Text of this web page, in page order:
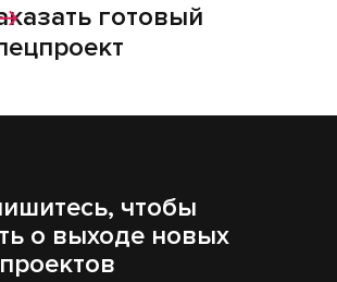
готовый
чтобы
о выходе новых